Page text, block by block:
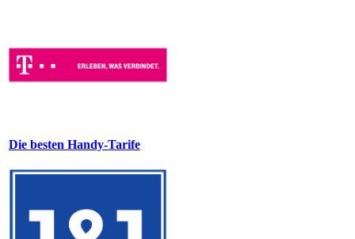
Die besten Handy-Tarife